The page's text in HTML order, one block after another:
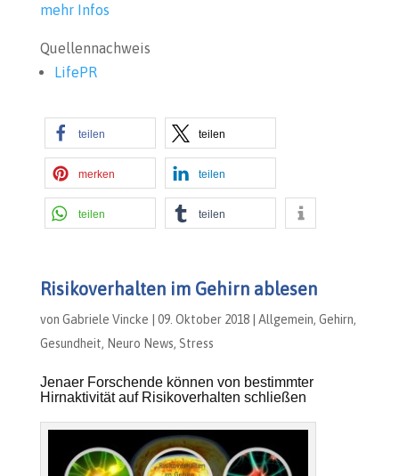
mehr Infos
Quellennachweis
LifePR
teilen teilen
merken teilen
teilen teilen
Risikoverhalten im Gehirn ablesen
von Gabriele Vincke 09. Oktober 2018| Allgemein, Gehirn,
Gesundheit, Neuro News, Stress
Jenaer Forschende können von bestimmter
Hirnaktivität auf Risikoverhalten schließen